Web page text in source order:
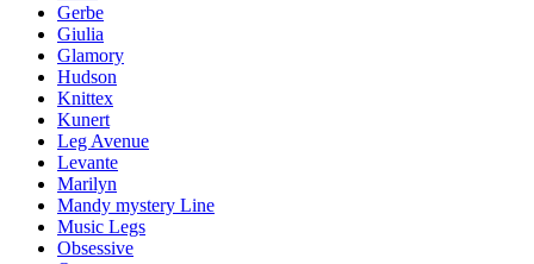
Gerbe
Giulia
Glamory
Hudson
Knittex
Kunert
Leg Avenue
Levante
Marilyn
Mandy mystery Line
Music Legs
Obsessive